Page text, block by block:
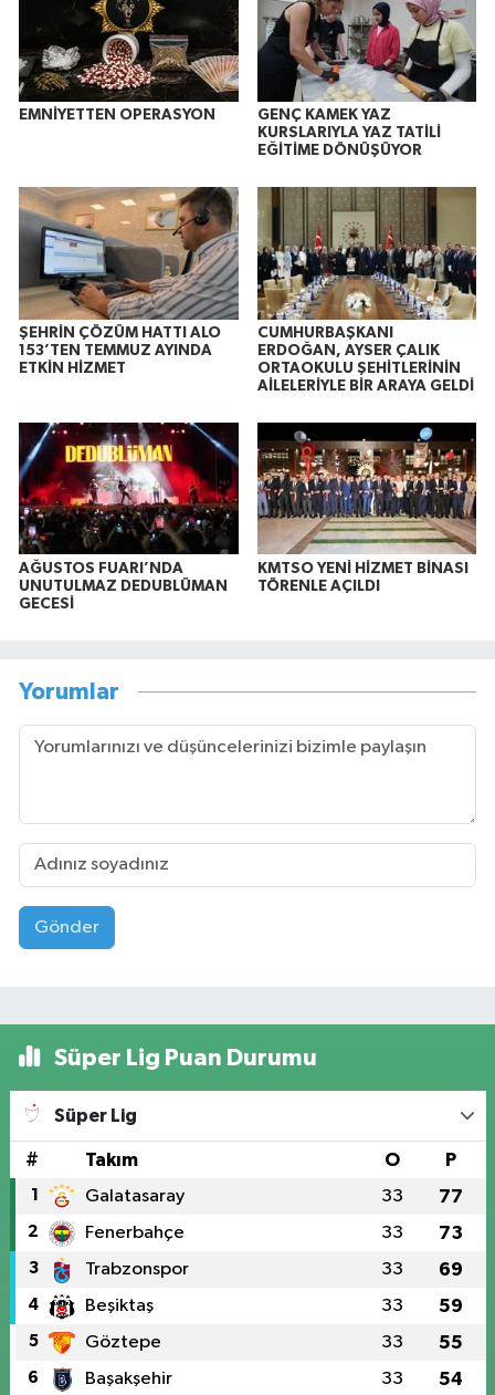
EMNİYETTEN OPERASYON
GENÇ KAMEK YAZ
KURSLARIYLA YAZ TATİLİ
EĞİTİME DÖNÜŞÜYOR
ŞEHRİN ÇÖZÜM HATTI ALO
153’TEN TEMMUZ AYINDA
ETKİN HİZMET
CUMHURBAŞKANI
ERDOĞAN, AYSER ÇALIK
ORTAOKULU ŞEHİTLERİNİN
AİLELERİYLE BİR ARAYA GELDİ
AĞUSTOS FUARI’NDA
UNUTULMAZ DEDUBLÜMAN
GECESİ
KMTSO YENİ HİZMET BİNASI
TÖRENLE AÇILDI
Yorumlar
Gönder
Süper Lig Puan Durumu
Süper Lig
# Takım O P
1 Galatasaray 33 77
2 Fenerbahçe 33 73
3 Trabzonspor 33 69
4 Beşiktaş 33 59
5 Göztepe 33 55
6 Başakşehir 33 54